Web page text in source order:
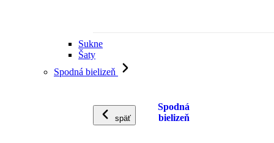
Sukne
Šaty
Spodná bielizeň
späť
Spodná
bielizeň